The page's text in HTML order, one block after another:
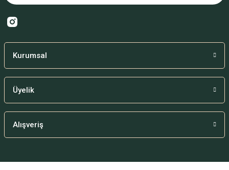
Kurumsal
Üyelik
Alışveriş